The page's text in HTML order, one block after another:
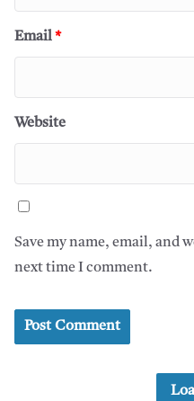
Email*
Website
Save my name, email, and
next time I comment.